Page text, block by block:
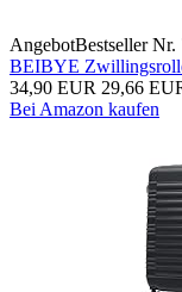
AngebotBestseller Nr.
BEIBYE
34,90 EUR 29,66
Bei Amazon kaufen